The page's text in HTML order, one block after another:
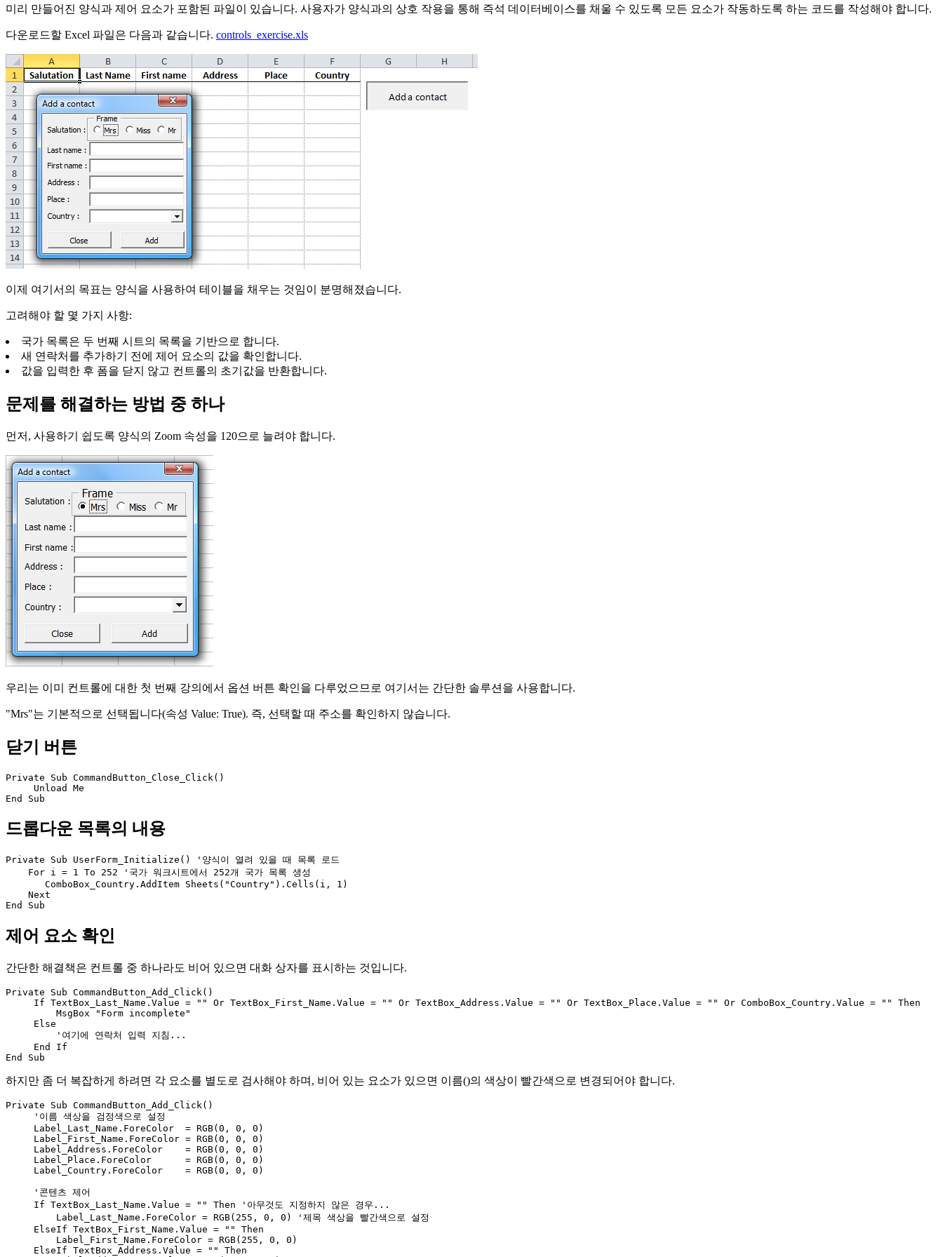
미리 만들어진 양식과 제어 요소가 포함된 파일이 있습니다. 사용자가 양식과의 상호 작용을 통해 즉석 데이터베이스를 채울 수 있도록 모든 요소가 작동하도록 하는 코드를 작성해야 합니다.
다운로드할 Excel 파일은 다음과 같습니다. controls_exercise.xls
이제 여기서의 목표는 양식을 사용하여 테이블을 채우는 것임이 분명해졌습니다.
고려해야 할 몇 가지 사항:
국가 목록은 두 번째 시트의 목록을 기반으로 합니다.
새 연락처를 추가하기 전에 제어 요소의 값을 확인합니다.
값을 입력한 후 폼을 닫지 않고 컨트롤의 초기값을 반환합니다.
문제를 해결하는 방법 중 하나
먼저, 사용하기 쉽도록 양식의 Zoom 속성을 120으로 늘려야 합니다.
우리는 이미 컨트롤에 대한 첫 번째 강의에서 옵션 버튼 확인을 다루었으므로 여기서는 간단한 솔루션을 사용합니다.
"Mrs"는 기본적으로 선택됩니다(속성 Value: True). 즉, 선택할 때 주소를 확인하지 않습니다.
닫기 버튼
Private Sub CommandButton_Close_Click()
     Unload Me
드롭다운 목록의 내용
Private Sub UserForm_Initialize() '양식이 열려 있을 때 목록 로드
    For i = 1 To 252 '국가 워크시트에서 252개 국가 목록 생성
       ComboBox_Country.AddItem Sheets("Country").Cells(i, 1)
    Next
제어 요소 확인
간단한 해결책은 컨트롤 중 하나라도 비어 있으면 대화 상자를 표시하는 것입니다.
Private Sub CommandButton_Add_Click()
     If TextBox_Last_Name.Value = "" Or TextBox_First_Name.Value = "" Or TextBox_Address.Value = "" Or TextBox_Place.Value = "" Or ComboBox_Country.Value = "" Then
         MsgBox "Form incomplete"
     Else
         '여기에 연락처 입력 지침...
     End If
하지만 좀 더 복잡하게 하려면 각 요소를 별도로 검사해야 하며, 비어 있는 요소가 있으면 이름()의 색상이 빨간색으로 변경되어야 합니다.
Private Sub CommandButton_Add_Click()
     '이름 색상을 검정색으로 설정
     Label_Last_Name.ForeColor  = RGB(0, 0, 0)
     Label_First_Name.ForeColor = RGB(0, 0, 0)
     Label_Address.ForeColor    = RGB(0, 0, 0)
     Label_Place.ForeColor      = RGB(0, 0, 0)
     Label_Country.ForeColor    = RGB(0, 0, 0)
     '콘텐츠 제어
     If TextBox_Last_Name.Value = "" Then '아무것도 지정하지 않은 경우...
         Label_Last_Name.ForeColor = RGB(255, 0, 0) '제목 색상을 빨간색으로 설정
     ElseIf TextBox_First_Name.Value = "" Then
         Label_First_Name.ForeColor = RGB(255, 0, 0)
     ElseIf TextBox_Address.Value = "" Then